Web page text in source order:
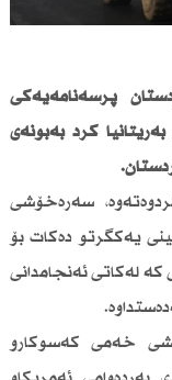
پرسەنامەیەكی
كرد بەبۆنەی
سەرەخۆشی
یەكگرتو دەكات بۆ
لەكاتی ئەنجامدانی
خەمی كەسوكارو